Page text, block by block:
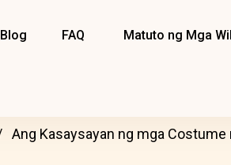
Blog FAQ Matuto ng Mga
Ang Kasaysayan ng mga Costume